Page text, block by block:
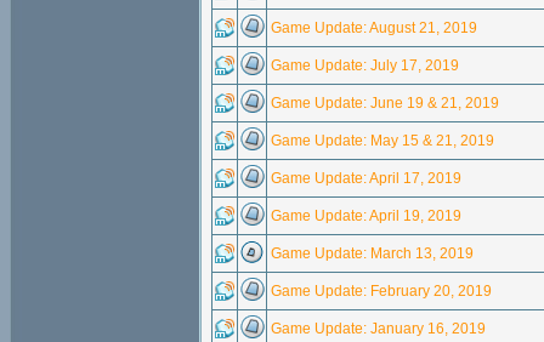
Game Update: August 21, 2019
Game Update: July 17, 2019
Game Update: June 19 & 21, 2019
Game Update: May 15 & 21, 2019
Game Update: April 17, 2019
Game Update: April 19, 2019
Game Update: March 13, 2019
Game Update: February 20, 2019
Game Update: January 16, 2019